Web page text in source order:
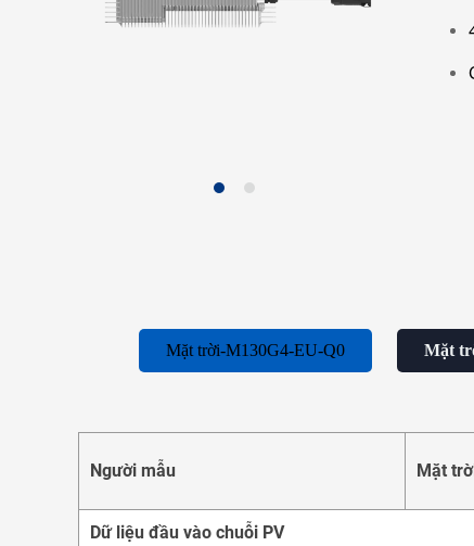
Mặt trời-M130G4-EU-Q0 Mặt
Người mẫu Mặt
Dữ liệu đầu vào chuỗi PV